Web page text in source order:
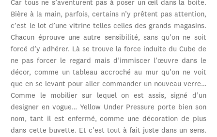
Car tous ne s’aventurent pas à poser un œil dans la boite.
Bière à la main, parfois, certains n’y prêtent pas attention,
c’est le lot d’une vitrine telles celles des grands magasins.
Chacun éprouve une autre sensibilité, sans qu’on ne soit
forcé d’y adhérer. Là se trouve la force induite du Cube de
ne pas forcer le regard mais d’immiscer l’œuvre dans le
décor, comme un tableau accroché au mur qu’on ne voit
que en se levant pour aller commander un nouveau verre…
Comme le mobilier sur lequel on est assis, signé d’un
designer en vogue… Yellow Under Pressure porte bien son
nom, tant il est enfermé, comme une décoration de plus
dans cette buvette. Et c’est tout à fait juste dans un sens.